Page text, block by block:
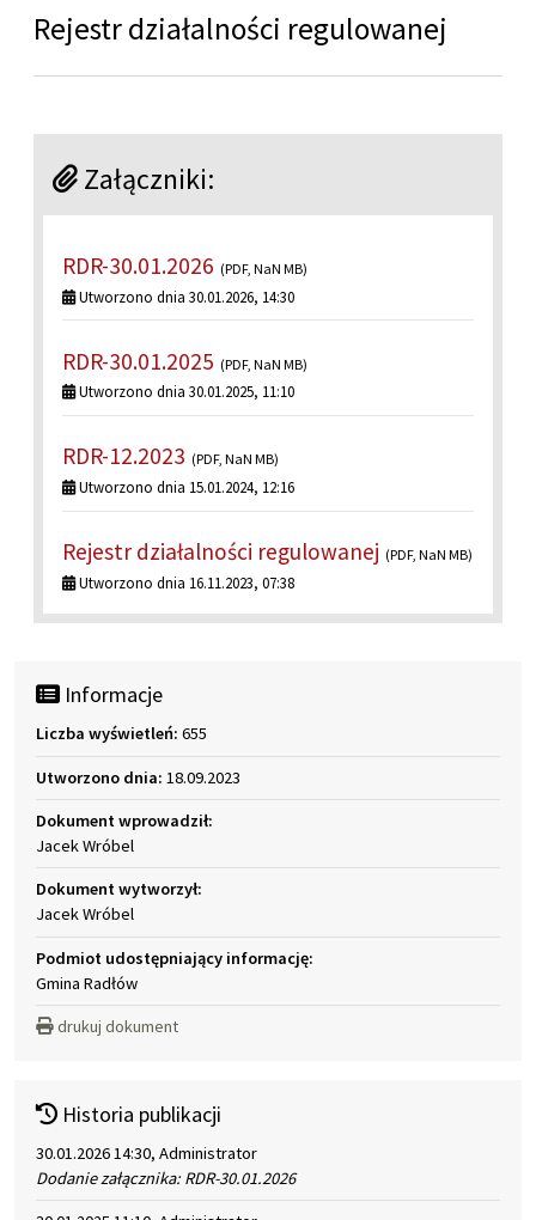
Rejestr działalności regulowanej
Załączniki:
RDR-30.01.2026 (PDF, NaN MB)
Utworzono dnia 30.01.2026, 14:30
RDR-30.01.2025 (PDF, NaN MB)
Utworzono dnia 30.01.2025, 11:10
RDR-12.2023 (PDF, NaN MB)
Utworzono dnia 15.01.2024, 12:16
Rejestr działalności regulowanej (PDF, NaN MB)
Utworzono dnia 16.11.2023, 07:38
Informacje
Liczba wyświetleń: 655
Utworzono dnia: 18.09.2023
Dokument wprowadził:
Jacek Wróbel
Dokument wytworzył:
Jacek Wróbel
Podmiot udostępniający informację:
Gmina Radłów
drukuj dokument
Historia publikacji
30.01.2026 14:30, Administrator
Dodanie załącznika: RDR-30.01.2026